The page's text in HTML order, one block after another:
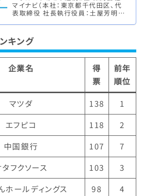
マイナビ（本社：東京都千代田区、代
表取締役 社長執行役員：土屋芳明）
社…
キング
企業名
得
票
前年
順位
マツダ 138
1
エフピコ 118
2
中国銀行 107
7
タフクソース 103
3
ホールディングス 98
4